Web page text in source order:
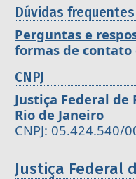
Dúvidas frequentes
Perguntas e
formas de contato
CNPJ
Justiça Federal
Rio de Janeiro
CNPJ: 05.424.540/
Justiça Federal